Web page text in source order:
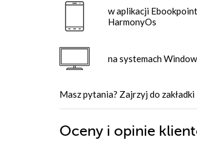
w aplikacji
HarmonyOs
na systemach
Masz pytania? Zajrzyj do zakładki
Oceny i opinie